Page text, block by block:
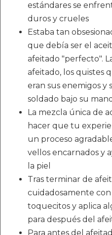
estándares se
duros y crueles
Estaba tan
que debía ser el
afeitado "perfecto".
afeitado, los quistes
eran sus enemigos
soldado bajo su
La mezcla única de
hacer que tu
un proceso
vellos encarnados y
la piel
Tras terminar de
cuidadosamente
toquecitos y aplica
para después del
Para antes del